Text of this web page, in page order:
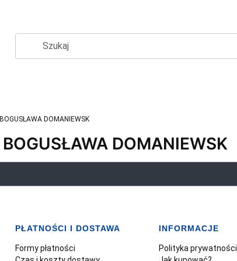
DOMANIEWSK
DOMANIEWSK
PŁATNOŚCI I DOSTAWA
Formy płatności
INFORMACJE
Polityka prywatności